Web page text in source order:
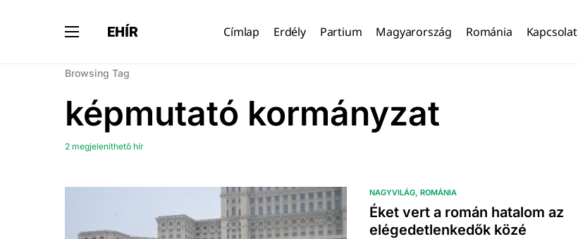
EHÍR Címlap Erdély Partium Magyarország Románia Kapcsolat
Browsing Tag
képmutató kormányzat
2 megjeleníthető hír
NAGYVILÁG ROMÁNIA
Éket vert a román hatalom az
elégedetlenkedők közé